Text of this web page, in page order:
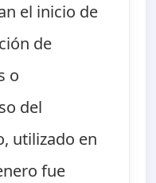
el inicio de
de
o
del
utilizado en
fue